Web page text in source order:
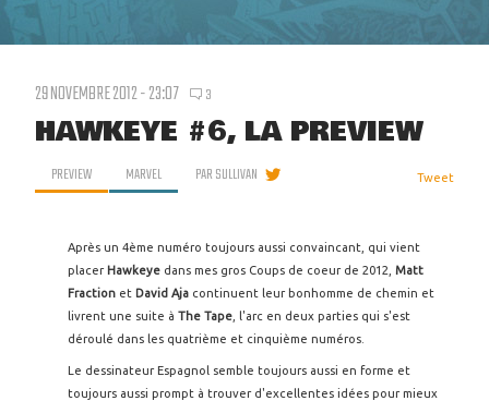
29 NOVEMBRE 2012 - 23:07 3
HAWKEYE #6, LA PREVIEW
PREVIEW MARVEL PARSULLIVAN Tweet
Après un 4ème numéro toujours aussi convaincant, qui vient
placer Hawkeye dans mes gros Coups de coeur de 2012, Matt
Fraction et David Aja continuent leur bonhomme de chemin et
livrent une suite à The Tape , l'arc en deux parties qui s'est
déroulé dans les quatrième et cinquième numéros.
Le dessinateur Espagnol semble toujours aussi en forme et
toujours aussi prompt à trouver d'excellentes idées pour mieux